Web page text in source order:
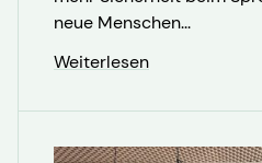
neue Menschen...
Weiterlesen